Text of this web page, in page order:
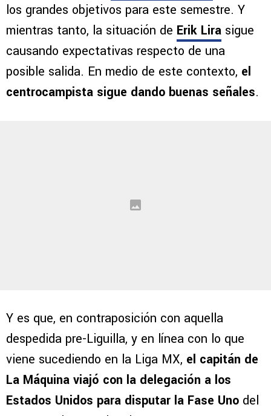
los grandes objetivos para este semestre. Y
mientras tanto, la situación de Erik Lira sigue
causando expectativas respecto de una
posible salida. En medio de este contexto, el
centrocampista sigue dando buenas señales.
Y es que, en contraposición con aquella
despedida pre-Liguilla, y en línea con lo que
viene sucediendo en la Liga MX, el capitán de
La Máquina viajó con la delegación a los
Estados Unidos para disputar la Fase Uno del